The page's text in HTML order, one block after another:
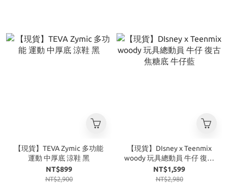
【現貨】TEVA Zymic 多功能
運動 中厚底 涼鞋 黑
NT$899
NT$2,900
【現貨】DIsney x Teenmix
woody 玩具總動員 牛仔 復古
焦糖底 牛仔藍
NT$1,599
NT$2,980